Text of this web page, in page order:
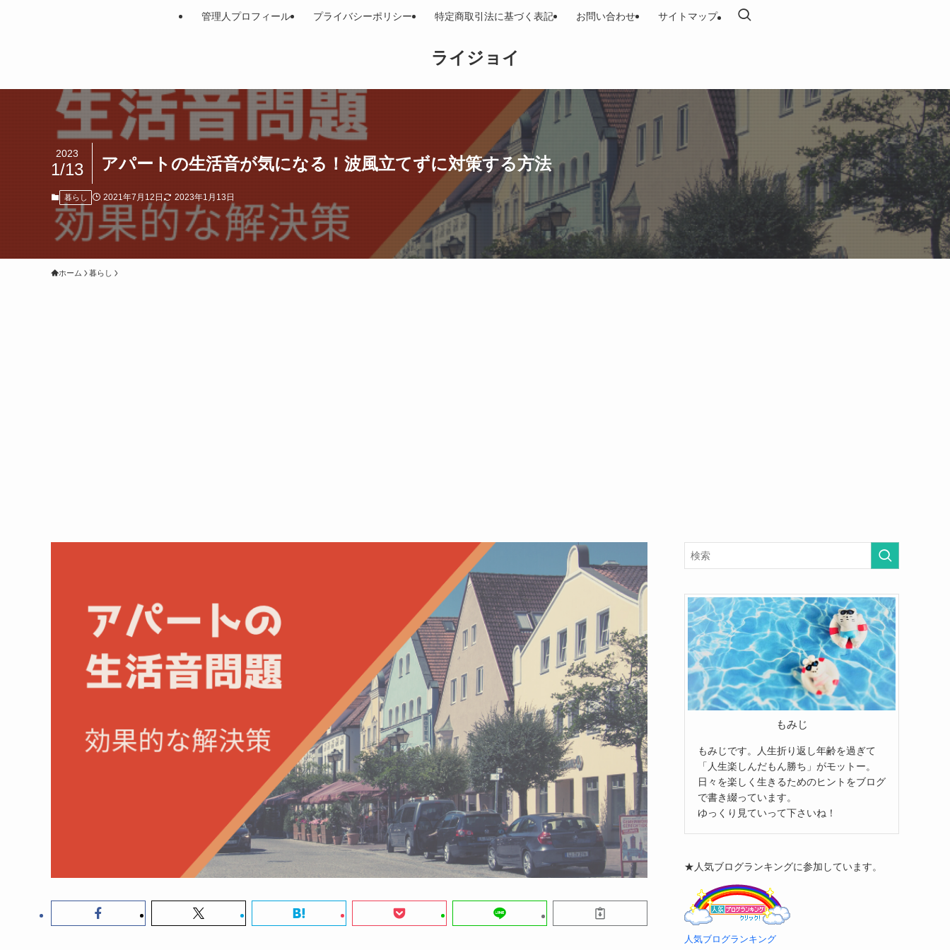
ライジョイ
管理人プロフィール プライバシーポリシー 特定商取引法に基づく表記 お問い合わせ サイトマップ
アパートの生活音が気になる！波風立てずに対策する方法
2023
1/13
暮らし 2021年7月12日 2023年1月13日
ホーム 暮らし
もみじ
もみじです。人生折り返し年齢を過ぎて
「人生楽しんだもん勝ち」がモットー。
日々を楽しく生きるためのヒントをブログ
で書き綴っています。
ゆっくり見ていって下さいね！
★人気ブログランキングに参加しています。
人気ブログランキング